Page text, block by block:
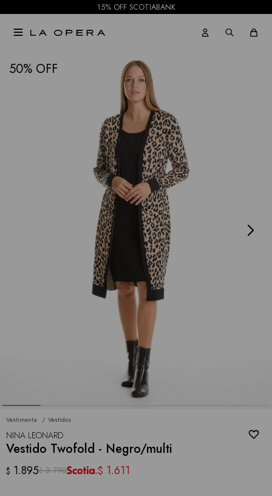
15% OFF SCOTIABANK

50
Vestimenta Vestidos
NINA LEONARD
Vestido Twofold - Negro/multi
$ 1.895$ 3.790 $ 1.611
NOTIFICARME